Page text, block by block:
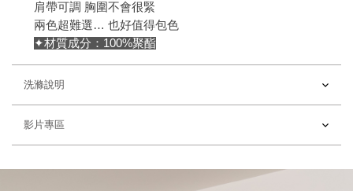
肩帶可調 胸圍不會很緊
兩色超難選… 也好值得包色
✦材質成分：100%聚酯
洗滌說明
影片專區